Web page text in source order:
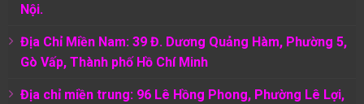
Nội.
Địa Chỉ Miền Nam: 39 Đ. Dương Quảng Hàm, Phường 5,
Gò Vấp, Thành phố Hồ Chí Minh
Địa chỉ miền trung: 96 Lê Hồng Phong, Phường Lê Lợi,